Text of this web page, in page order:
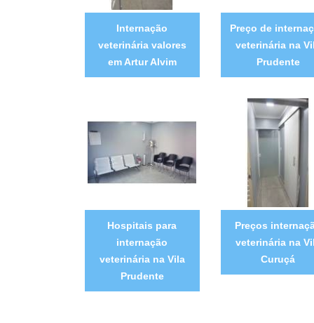
Internação
veterinária valores
em Artur Alvim
Preço de
veterinária na
Prudente
Hospitais para
internação
veterinária na Vila
Prudente
Preços
veterinária na
Curuçá